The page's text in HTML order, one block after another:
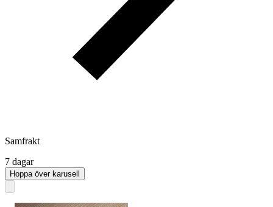
Samfrakt
7 dagar
Hoppa över karusell